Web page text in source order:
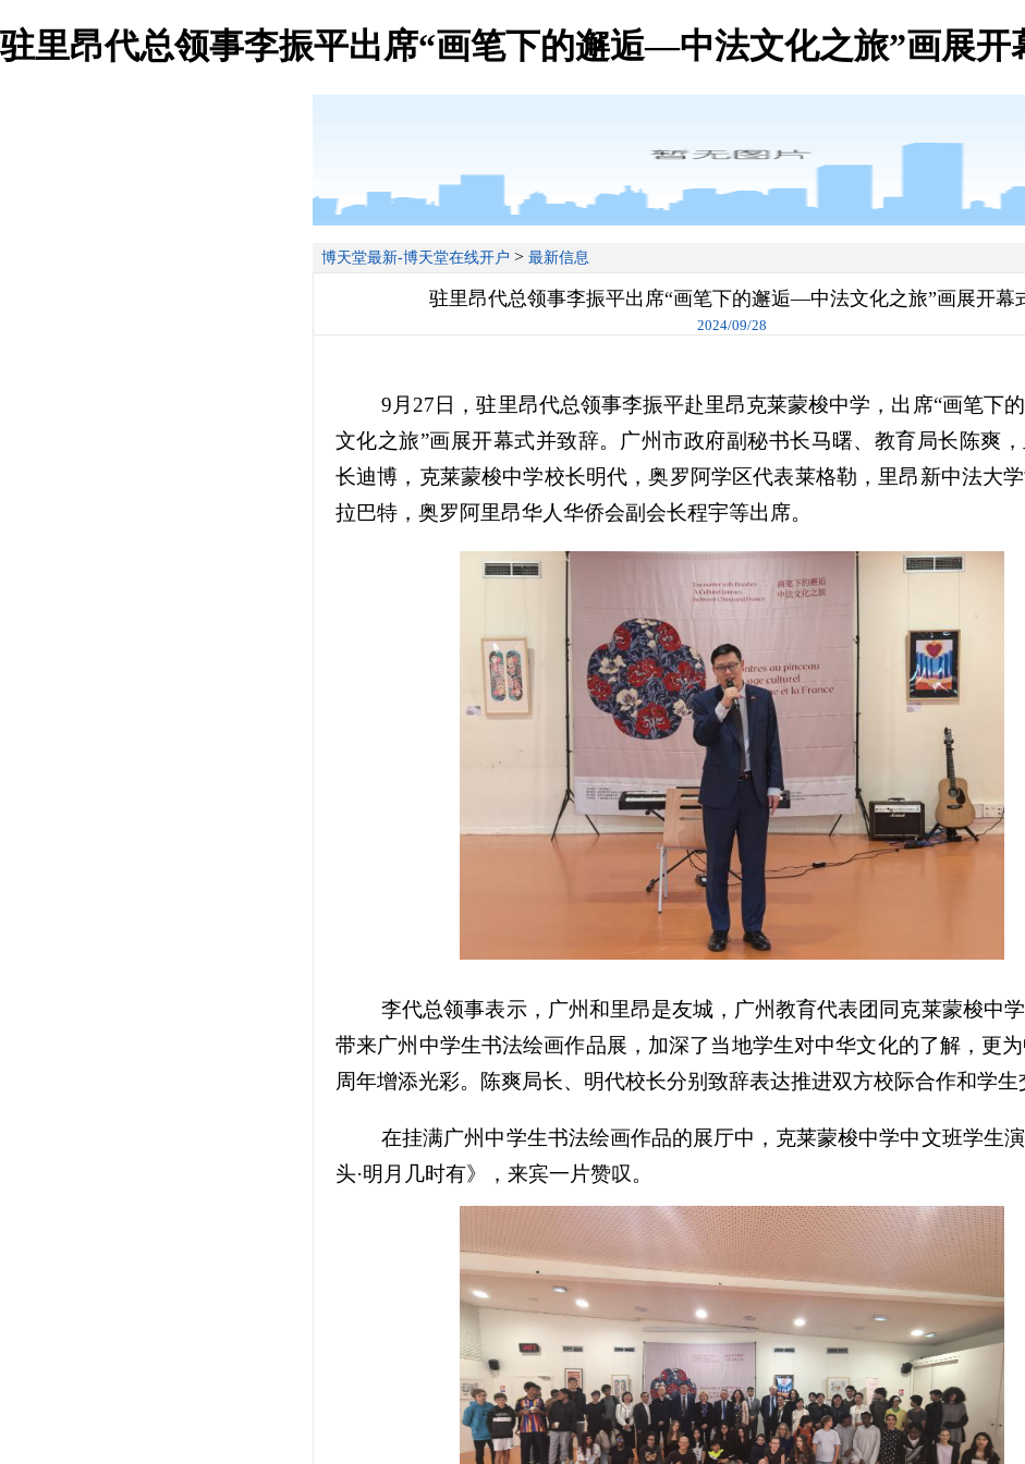
驻里昂代总领事李振平出席“画笔下的邂逅—中法文化之旅”画展开
博天堂最新-博天堂在线开户 > 最新信息
驻里昂代总领事李振平出席“画笔下的邂逅—中法文化之旅”画展开幕
2024/09/28
9月27日，驻里昂代总领事李振平赴里昂克莱蒙梭中学，出席“画笔下
文化之旅”画展开幕式并致辞。广州市政府副秘书长马曙、教育局长陈爽
长迪博，克莱蒙梭中学校长明代，奥罗阿学区代表莱格勒，里昂新中法大
拉巴特，奥罗阿里昂华人华侨会副会长程宇等出席。
李代总领事表示，广州和里昂是友城，广州教育代表团同克莱蒙梭中学
带来广州中学生书法绘画作品展，加深了当地学生对中华文化的了解，更
周年增添光彩。陈爽局长、明代校长分别致辞表达推进双方校际合作和学生
在挂满广州中学生书法绘画作品的展厅中，克莱蒙梭中学中文班学生
头·明月几时有》，来宾一片赞叹。